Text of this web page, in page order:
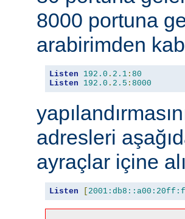
8000 portuna
arabirimden
Listen 192.0 . 2.1 : 80
Listen
192.0 . 2.5 : 8000
adresleri
ayraçlar içine
Listen [